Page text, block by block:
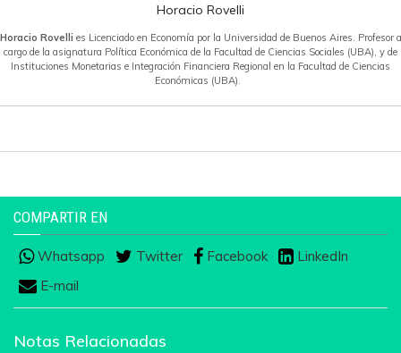
Horacio Rovelli
Horacio Rovelli es Licenciado en Economía por la Universidad de Buenos Aires. Profesor a
cargo de la asignatura Política Económica de la Facultad de Ciencias Sociales (UBA), y de
Instituciones Monetarias e Integración Financiera Regional en la Facultad de Ciencias
Económicas (UBA).
COMPARTIR EN
Whatsapp Twitter Facebook
LinkedIn
E-mail
Notas Relacionadas